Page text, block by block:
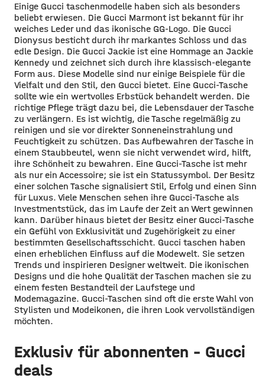
Einige Gucci taschenmodelle haben sich als besonders
beliebt erwiesen. Die Gucci Marmont ist bekannt für ihr
weiches Leder und das ikonische GG-Logo. Die Gucci
Dionysus besticht durch ihr markantes Schloss und das
edle Design. Die Gucci Jackie ist eine Hommage an Jackie
Kennedy und zeichnet sich durch ihre klassisch-elegante
Form aus. Diese Modelle sind nur einige Beispiele für die
Vielfalt und den Stil, den Gucci bietet. Eine Gucci-Tasche
sollte wie ein wertvolles Erbstück behandelt werden. Die
richtige Pflege trägt dazu bei, die Lebensdauer der Tasche
zu verlängern. Es ist wichtig, die Tasche regelmäßig zu
reinigen und sie vor direkter Sonneneinstrahlung und
Feuchtigkeit zu schützen. Das Aufbewahren der Tasche in
einem Staubbeutel, wenn sie nicht verwendet wird, hilft,
ihre Schönheit zu bewahren. Eine Gucci-Tasche ist mehr
als nur ein Accessoire; sie ist ein Statussymbol. Der Besitz
einer solchen Tasche signalisiert Stil, Erfolg und einen Sinn
für Luxus. Viele Menschen sehen ihre Gucci-Tasche als
Investmentstück, das im Laufe der Zeit an Wert gewinnen
kann. Darüber hinaus bietet der Besitz einer Gucci-Tasche
ein Gefühl von Exklusivität und Zugehörigkeit zu einer
bestimmten Gesellschaftsschicht. Gucci taschen haben
einen erheblichen Einfluss auf die Modewelt. Sie setzen
Trends und inspirieren Designer weltweit. Die ikonischen
Designs und die hohe Qualität der Taschen machen sie zu
einem festen Bestandteil der Laufstege und
Modemagazine. Gucci-Taschen sind oft die erste Wahl von
Stylisten und Modeikonen, die ihren Look vervollständigen
möchten.
Exklusiv für abonnenten – Gucci
deals